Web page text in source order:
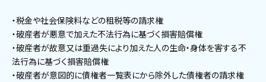
・税金や社会保険料などの租税等の請求権
・破産者が悪意で加えた不法行為に基づく損害賠償権
・破産者が故意又は重過失により加えた人の生命・身体を害する不
法行為に基づく損害賠償権
・破産者が意図的に債権者一覧表にから除外した債権者の請求権